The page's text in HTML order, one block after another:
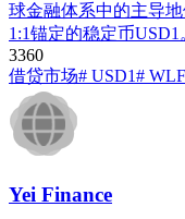
球金融体系中的主导
1:1锚定的稳定币USD1
3360
借贷市场# USD1#
Yei Finance